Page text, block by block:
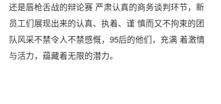
还是唇枪舌战的辩论赛 严肃认真的商务谈判环节，新
员工们展现出来的认真、执着、谨 慎而又不拘束的团
队风采不禁令人不禁感慨， 95后的他们，充满 着激情
与活力，蕴藏着无限的潜力。